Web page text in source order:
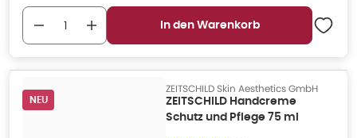
In den Warenkorb
NEU
ZEITSCHILD Skin Aesthetics GmbH
ZEITSCHILD Handcreme
Schutz und Pflege 75 ml